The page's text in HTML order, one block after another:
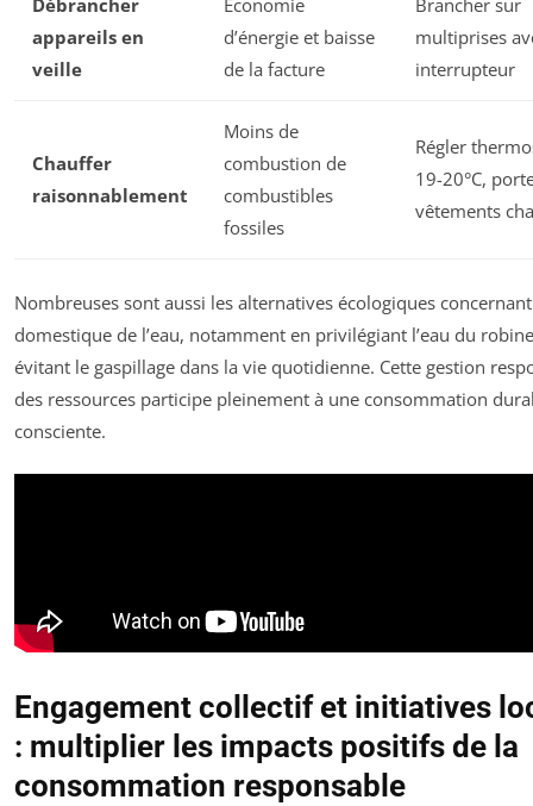
Débrancher
appareils en
veille
Économie
d’énergie et baisse
de la facture
Brancher sur
multiprises
interrupteur
Chauffer
raisonnablement
Moins de
combustion de
combustibles
fossiles
Régler
19-20°C,
vêtements
Nombreuses sont aussi les alternatives écologiques concernant
domestique de l’eau, notamment en privilégiant l’eau du
évitant le gaspillage dans la vie quotidienne. Cette gestion
des ressources participe pleinement à une consommation
consciente.
Engagement collectif et initiatives
: multiplier les impacts positifs de la
consommation responsable